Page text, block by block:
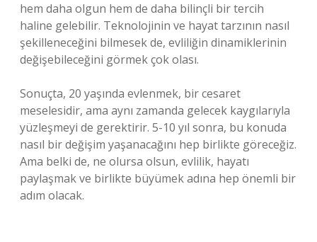
hem daha olgun hem de daha bilinçli bir tercih
haline gelebilir. Teknolojinin ve hayat tarzının nasıl
şekilleneceğini bilmesek de, evliliğin dinamiklerinin
değişebileceğini görmek çok olası.
Sonuçta, 20 yaşında evlenmek, bir cesaret
meselesidir, ama aynı zamanda gelecek kaygılarıyla
yüzleşmeyi de gerektirir. 5-10 yıl sonra, bu konuda
nasıl bir değişim yaşanacağını hep birlikte göreceğiz.
Ama belki de, ne olursa olsun, evlilik, hayatı
paylaşmak ve birlikte büyümek adına hep önemli bir
adım olacak.